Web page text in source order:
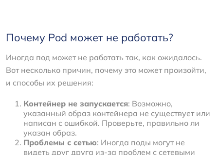
Почему Pod может не работать?
Иногда под может не работать так, как ожидалось.
Вот несколько причин, почему это может произойти,
и способы их решения:
Контейнер не запускается: Возможно,
указанный образ контейнера не существует или
написан с ошибкой. Проверьте, правильно ли
указан образ.
Проблемы с сетью: Иногда поды могут не
видеть друг друга из-за проблем с сетевыми